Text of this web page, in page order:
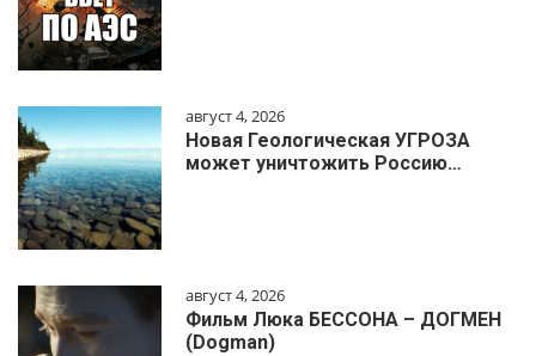
август 4, 2026
Новая Геологическая УГРОЗА
может уничтожить Россию…
август 4, 2026
Фильм Люка БЕССОНА – ДОГМЕН
(Dogman)